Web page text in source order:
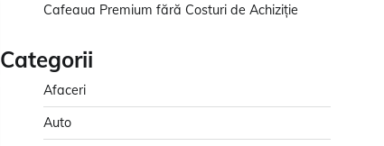
Cafeaua Premium fără Costuri de Achiziție
Categorii
Afaceri
Auto